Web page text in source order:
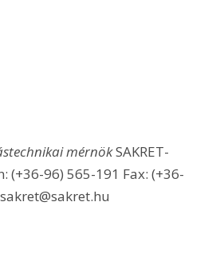
mérnök SAKRET-
(+36-96) 565-191 Fax: (+36-